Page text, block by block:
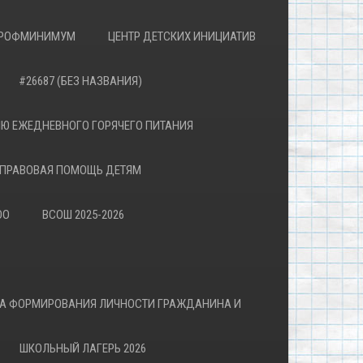
ЦЕНТР ДЕТСКИХ ИНИЦИАТИВ
#26687 (БЕЗ НАЗВАНИЯ)
ЕЖЕДНЕВНОГО ГОРЯЧЕГО ПИТАНИЯ
ПРАВОВАЯ ПОМОЩЬ ДЕТЯМ
ВСОШ 2025-2026
ФОРМИРОВАНИЯ ЛИЧНОСТИ ГРАЖДАНИНА И
ШКОЛЬНЫЙ ЛАГЕРЬ 2026